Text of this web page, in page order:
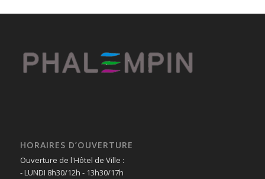
HORAIRES D’OUVERTURE
Ouverture de l'Hôtel de Ville :
- LUNDI 8h30/12h - 13h30/17h